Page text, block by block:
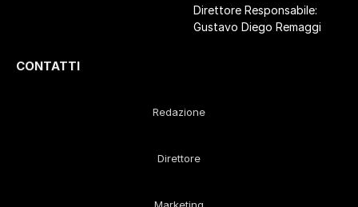
Direttore Responsabile:
Gustavo Diego Remaggi
CONTATTI
Redazione
Direttore